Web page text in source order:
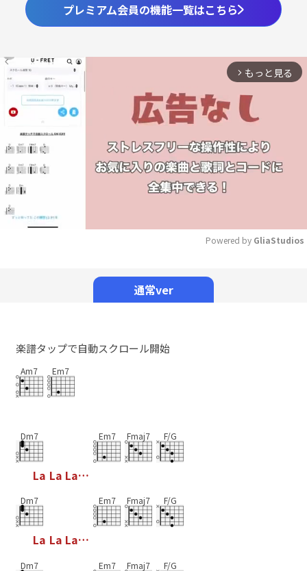
プレミアム会員の機能一覧はこちら
arrow_forward_ios もっと見る
Powered by GliaStudios
通常ver
楽譜タップで自動スクロール開始
Am7 Em7
Dm7
La La La…
Em7 Fmaj7 F/G
Dm7
La La La…
Em7 Fmaj7 F/G
Dm7 Em7 Fmaj7 F/G